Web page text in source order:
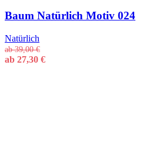
Baum Natürlich Motiv 024
Natürlich
ab39,00€
ab 27,30 €